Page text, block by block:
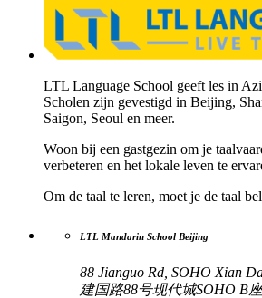
LTL Language School geeft les in
Scholen zijn gevestigd in Beijing,
Saigon, Seoul en meer.
Woon bij een gastgezin om je
verbeteren en het lokale leven te
Om de taal te leren, moet je de taal
LTL Mandarin School Beijing
88 Jianguo Rd, SOHO Xian
建国路88号现代城SOHO B